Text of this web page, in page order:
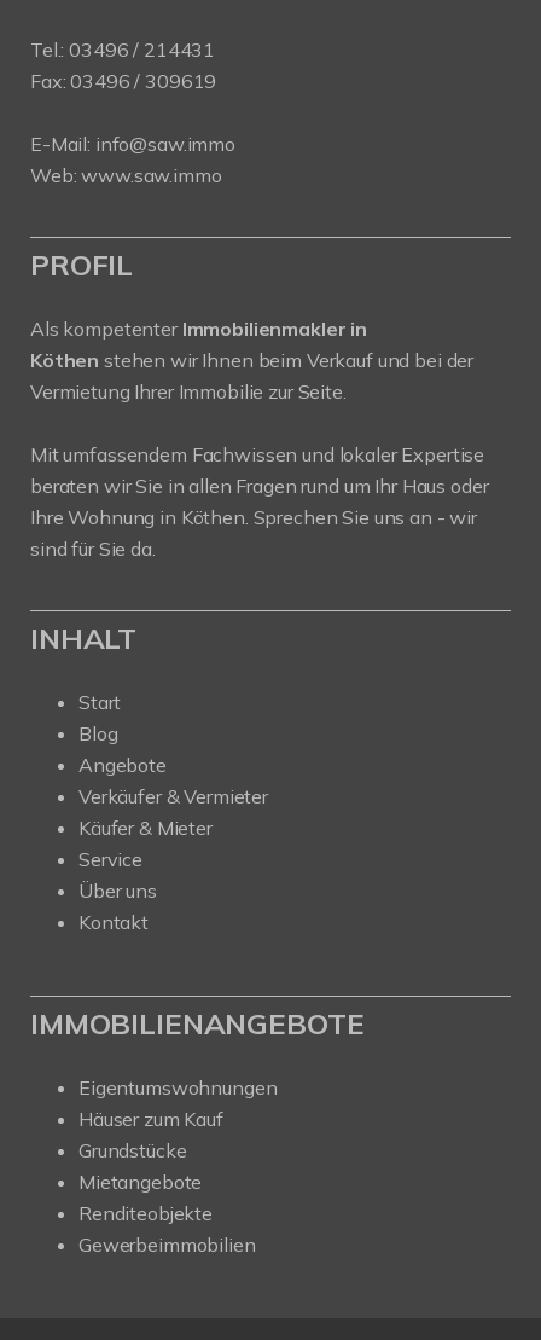
Tel.:03496 / 214431
Fax: 03496 / 309619
E-Mail: info@saw.immo
Web:www.saw.immo
PROFIL
Als kompetenter Immobilienmakler in
Köthen stehen wir Ihnen beim Verkauf und bei der
Vermietung Ihrer Immobilie zur Seite.
Mit umfassendem Fachwissen und lokaler Expertise
beraten wir Sie in allen Fragen rund um Ihr Haus oder
Ihre Wohnung in Köthen. Sprechen Sie uns an - wir
sind für Sie da.
INHALT
Start
Blog
Angebote
Verkäufer & Vermieter
Käufer & Mieter
Service
Über uns
Kontakt
IMMOBILIENANGEBOTE
Eigentumswohnungen
Häuser zum Kauf
Grundstücke
Mietangebote
Renditeobjekte
Gewerbeimmobilien